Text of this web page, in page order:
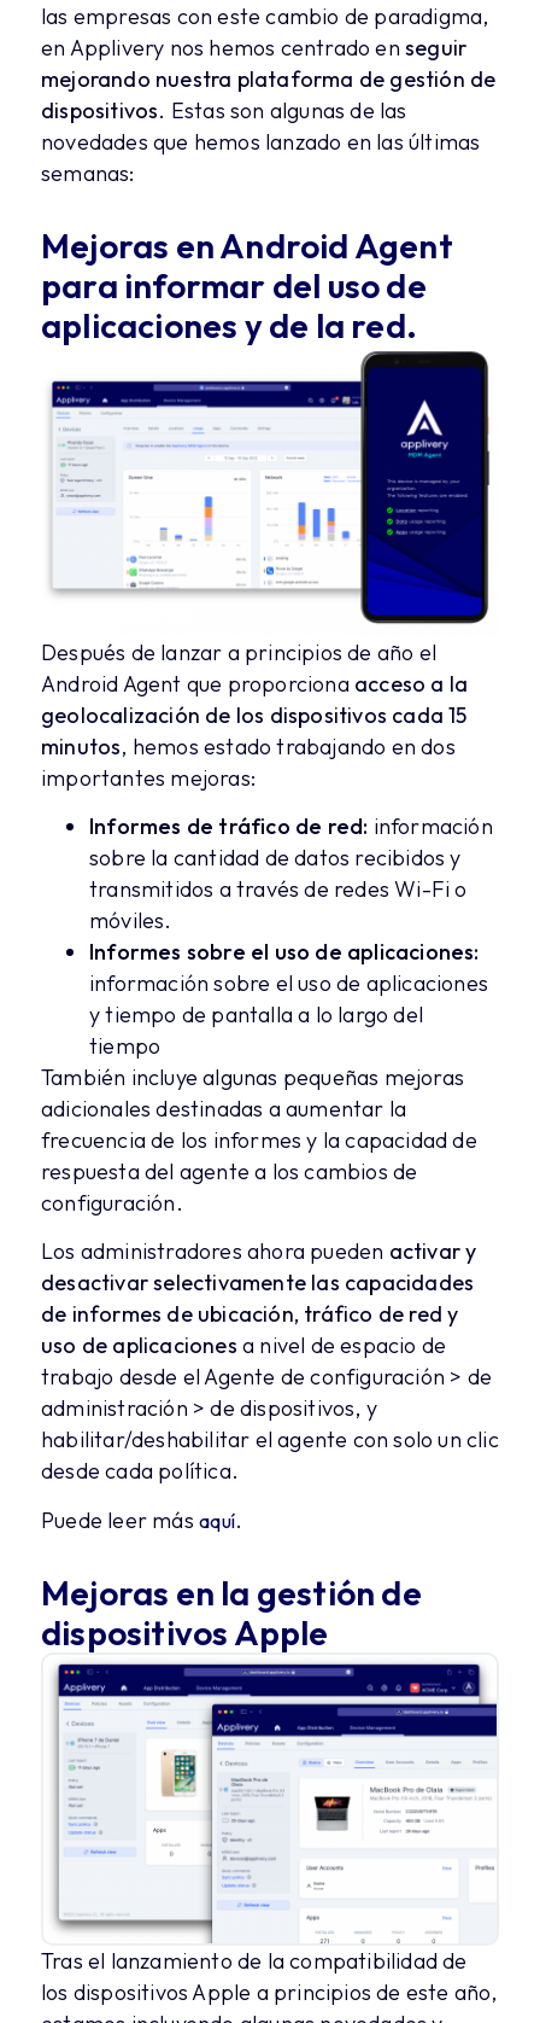
las empresas con este cambio de paradigma,
en Applivery nos hemos centrado en seguir
mejorando nuestra plataforma de gestión de
dispositivos. Estas son algunas de las
novedades que hemos lanzado en las últimas
semanas:
Mejoras en Android Agent
para informar del uso de
aplicaciones y de la red.
Después de lanzar a principios de año el
Android Agent que proporciona acceso a la
geolocalización de los dispositivos cada 15
minutos, hemos estado trabajando en dos
importantes mejoras:
Informes de tráfico de red: información
sobre la cantidad de datos recibidos y
transmitidos a través de redes Wi-Fi o
móviles.
Informes sobre el uso de aplicaciones:
información sobre el uso de aplicaciones
y tiempo de pantalla a lo largo del
tiempo
También incluye algunas pequeñas mejoras
adicionales destinadas a aumentar la
frecuencia de los informes y la capacidad de
respuesta del agente a los cambios de
configuración.
Los administradores ahora pueden activar y
desactivar selectivamente las capacidades
de informes de ubicación, tráfico de red y
uso de aplicaciones a nivel de espacio de
trabajo desde el Agente de configuración > de
administración > de dispositivos, y
habilitar/deshabilitar el agente con solo un clic
desde cada política.
Puede leer más aquí.
Mejoras en la gestión de
dispositivos Apple
Tras el lanzamiento de la compatibilidad de
los dispositivos Apple a principios de este año,